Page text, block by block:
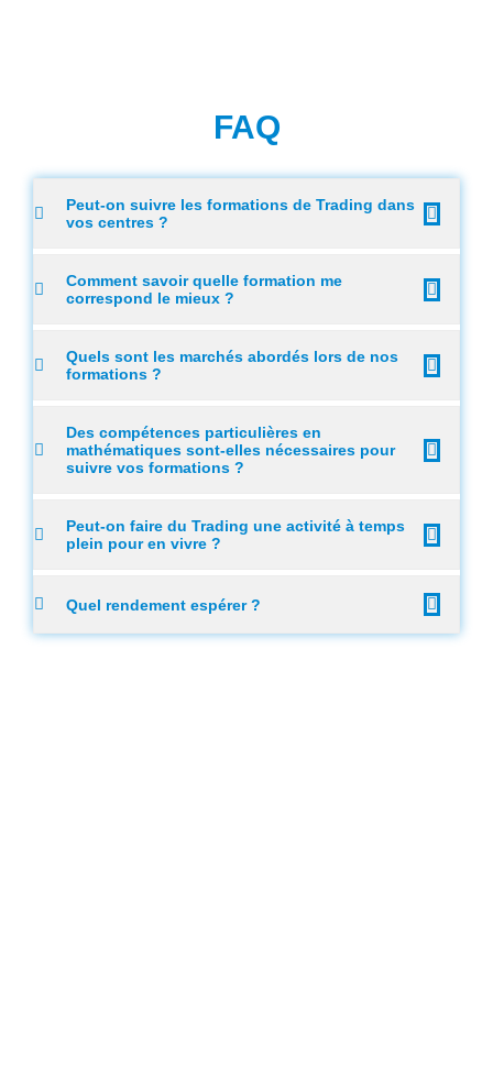
FAQ
Peut-on suivre les formations de Trading dans
vos centres ?
Comment savoir quelle formation me
correspond le mieux ?
Quels sont les marchés abordés lors de nos
formations ?
Des compétences particulières en
mathématiques sont-elles nécessaires pour
suivre vos formations ?
Peut-on faire du Trading une activité à temps
plein pour en vivre ?
Quel rendement espérer ?